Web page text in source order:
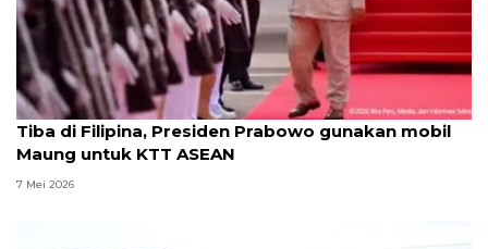
Tiba di Filipina, Presiden Prabowo gunakan mobil
Maung untuk KTT ASEAN
7 Mei 2026